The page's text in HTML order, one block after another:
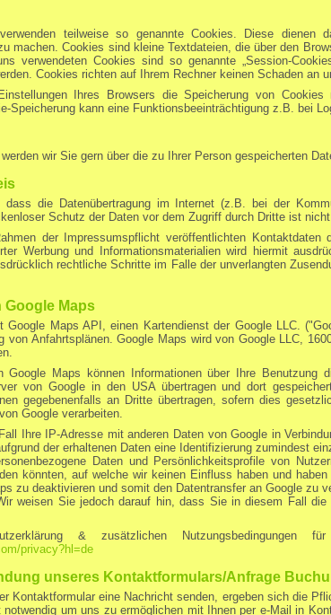
teilweise so genannte Cookies. Diese dienen
machen. Cookies sind kleine Textdateien, die über den
verwendeten Cookies sind so genannte „Session-
Cookies richten auf Ihrem Rechner keinen Schaden an
Ihres Browsers die Speicherung von
Speicherung kann eine Funktionsbeeinträchtigung z.B. bei
wir Sie gern über die zu Ihrer Person gespeicherten
die Datenübertragung im Internet (z.B. bei der
Schutz der Daten vor dem Zugriff durch Dritte ist
der Impressumspflicht veröffentlichten Kontaktdaten
Werbung und Informationsmaterialien wird hiermit
rechtliche Schritte im Falle der unverlangten
Google Maps
Google Maps API, einen Kartendienst der Google LLC.
von Anfahrtsplänen. Google Maps wird von Google LLC,
Google Maps können Informationen über Ihre Benutzung
von Google in den USA übertragen und dort
gegebenenfalls an Dritte übertragen, sofern dies
Google verarbeiten.
Ihre IP-Adresse mit anderen Daten von Google in
der erhaltenen Daten eine Identifizierung zumindest
Daten und Persönlichkeitsprofile von
könnten, auf welche wir keinen Einfluss haben und
zu deaktivieren und somit den Datentransfer an Google zu
weisen Sie jedoch darauf hin, dass Sie in diesem Fall
& zusätzlichen
privacy?hl=de
unseres Kontaktformulars/Anfrage
Kontaktformular eine Nachricht senden, ergeben sich die
um uns zu ermöglichen mit Ihnen per e-Mail in